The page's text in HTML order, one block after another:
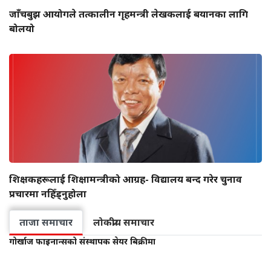
जाँचबुझ आयोगले तत्कालीन गृहमन्त्री लेखकलाई बयानका लागि
बोलयो
शिक्षकहरूलाई शिक्षामन्त्रीको आग्रह- विद्यालय बन्द गरेर चुनाव
प्रचारमा नहिँड्नुहोला
ताजा समाचार लोकप्रीय समाचार
गोर्खाज फाइनान्सको संस्थापक सेयर बिक्रीमा